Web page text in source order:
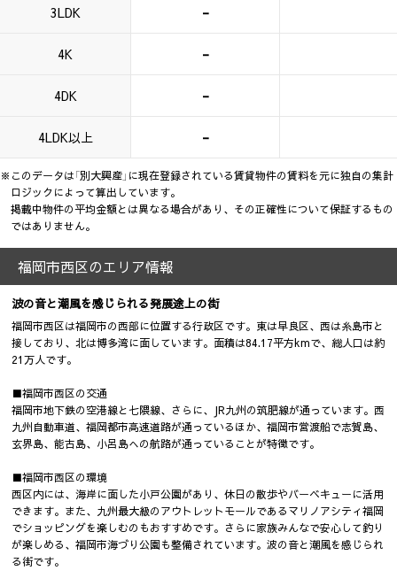
3LDK -
4K -
4DK -
4LDK以上 -
※このデータは「別大興産」に現在登録されている賃貸物件の賃料を元に独自の集計
ロジックによって算出しています。
掲載中物件の平均金額とは異なる場合があり、その正確性について保証するもの
ではありません。
福岡市西区のエリア情報
波の音と潮風を感じられる発展途上の街
福岡市西区は福岡市の西部に位置する行政区です。東は早良区、西は糸島市と
接しており、北は博多湾に面しています。面積は84.17平方kmで、総人口は約
21万人です。
■福岡市西区の交通
福岡市地下鉄の空港線と七隈線、さらに、JR九州の筑肥線が通っています。西
九州自動車道、福岡都市高速道路が通っているほか、福岡市営渡船で志賀島、
玄界島、能古島、小呂島への航路が通っていることが特徴です。
■福岡市西区の環境
西区内には、海岸に面した小戸公園があり、休日の散歩やバーベキューに活用
できます。また、九州最大級のアウトレットモールであるマリノアシティ福岡
でショッピングを楽しむのもおすすめです。さらに家族みんなで安心して釣り
が楽しめる、福岡市海づり公園も整備されています。波の音と潮風を感じられ
る街です。